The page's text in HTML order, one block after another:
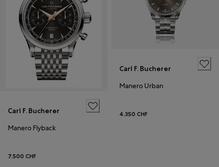
Carl F. Bucherer
Manero Flyback
7.500 CHF
Carl F. Bucherer
Manero Urban
4.350 CHF